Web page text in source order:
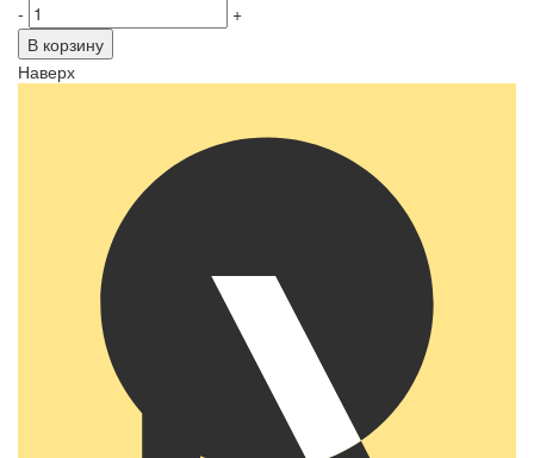
-
+
В корзину
Наверх